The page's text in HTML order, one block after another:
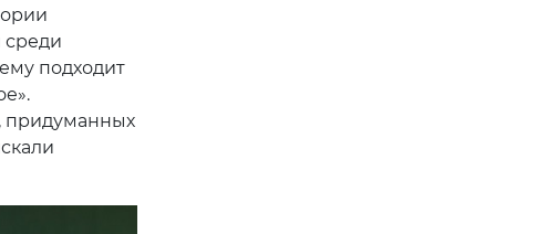
среди
подходит
придуманных